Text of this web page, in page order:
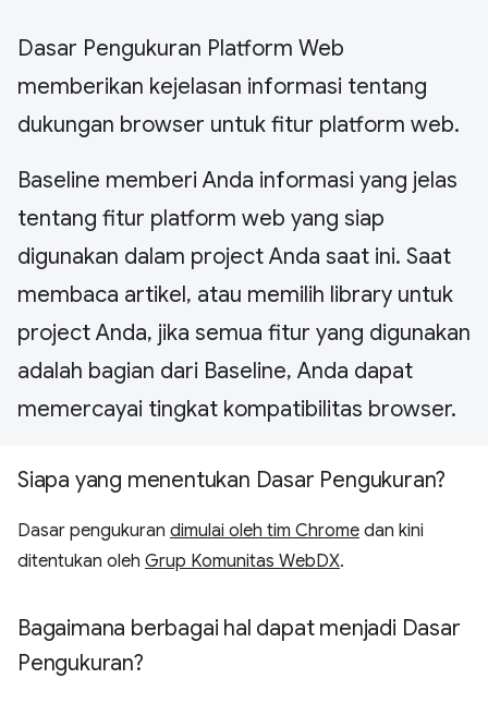
Dasar Pengukuran Platform Web
memberikan kejelasan informasi tentang
dukungan browser untuk fitur platform web.
Baseline memberi Anda informasi yang jelas
tentang fitur platform web yang siap
digunakan dalam project Anda saat ini. Saat
membaca artikel, atau memilih library untuk
project Anda, jika semua fitur yang digunakan
adalah bagian dari Baseline, Anda dapat
memercayai tingkat kompatibilitas browser.
Siapa yang menentukan Dasar Pengukuran?
Dasar pengukuran dimulai oleh tim Chrome dan kini
ditentukan oleh Grup Komunitas WebDX.
Bagaimana berbagai hal dapat menjadi Dasar
Pengukuran?